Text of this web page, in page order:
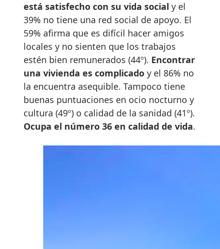
está satisfecho con su vida social y el
39% no tiene una red social de apoyo. El
59% afirma que es difícil hacer amigos
locales y no sienten que los trabajos
estén bien remunerados (44º). Encontrar
una vivienda es complicado y el 86% no
la encuentra asequible. Tampoco tiene
buenas puntuaciones en ocio nocturno y
cultura (49º) o calidad de la sanidad (41º).
Ocupa el número 36 en calidad de vida.